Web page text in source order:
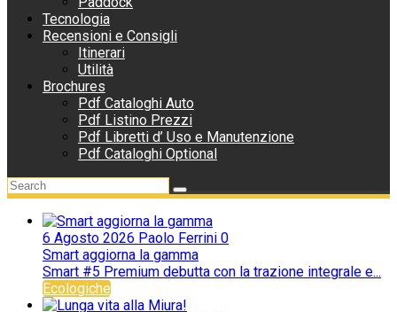
Tecnologia
Recensioni e Consigli
Itinerari
Utilità
Brochures
Pdf Cataloghi Auto
Pdf Listino Prezzi
Pdf Libretti d’ Uso e Manutenzione
Pdf Cataloghi Optional
6 Agosto 2026 Paolo Ferrini 0
Smart aggiorna la gamma
Smart #5 Premium debutta con la trazione integrale e...
Ecologiche